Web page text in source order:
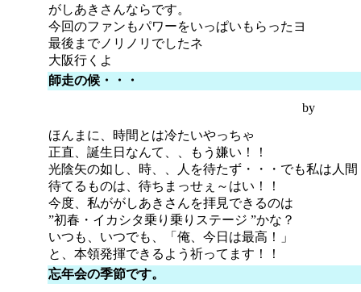
がしあきさんならです。
今回のファンもパワーをいっぱいもらったヨ
最後までノリノリでしたネ
大阪行くよ
師走の候・・・
by
ほんまに、時間とは冷たいやっちゃ
正直、誕生日なんて、、もう嫌い！！
光陰矢の如し、時、、人を待たず・・・でも私は人間
待てるものは、待ちまっせぇ～はい！！
今度、私ががしあきさんを拝見できるのは
”初春・イカシタ乗り乗りステージ ”かな？
いつも、いつでも、「俺、今日は最高！」
と、本領発揮できるよう祈ってます！！
忘年会の季節です。